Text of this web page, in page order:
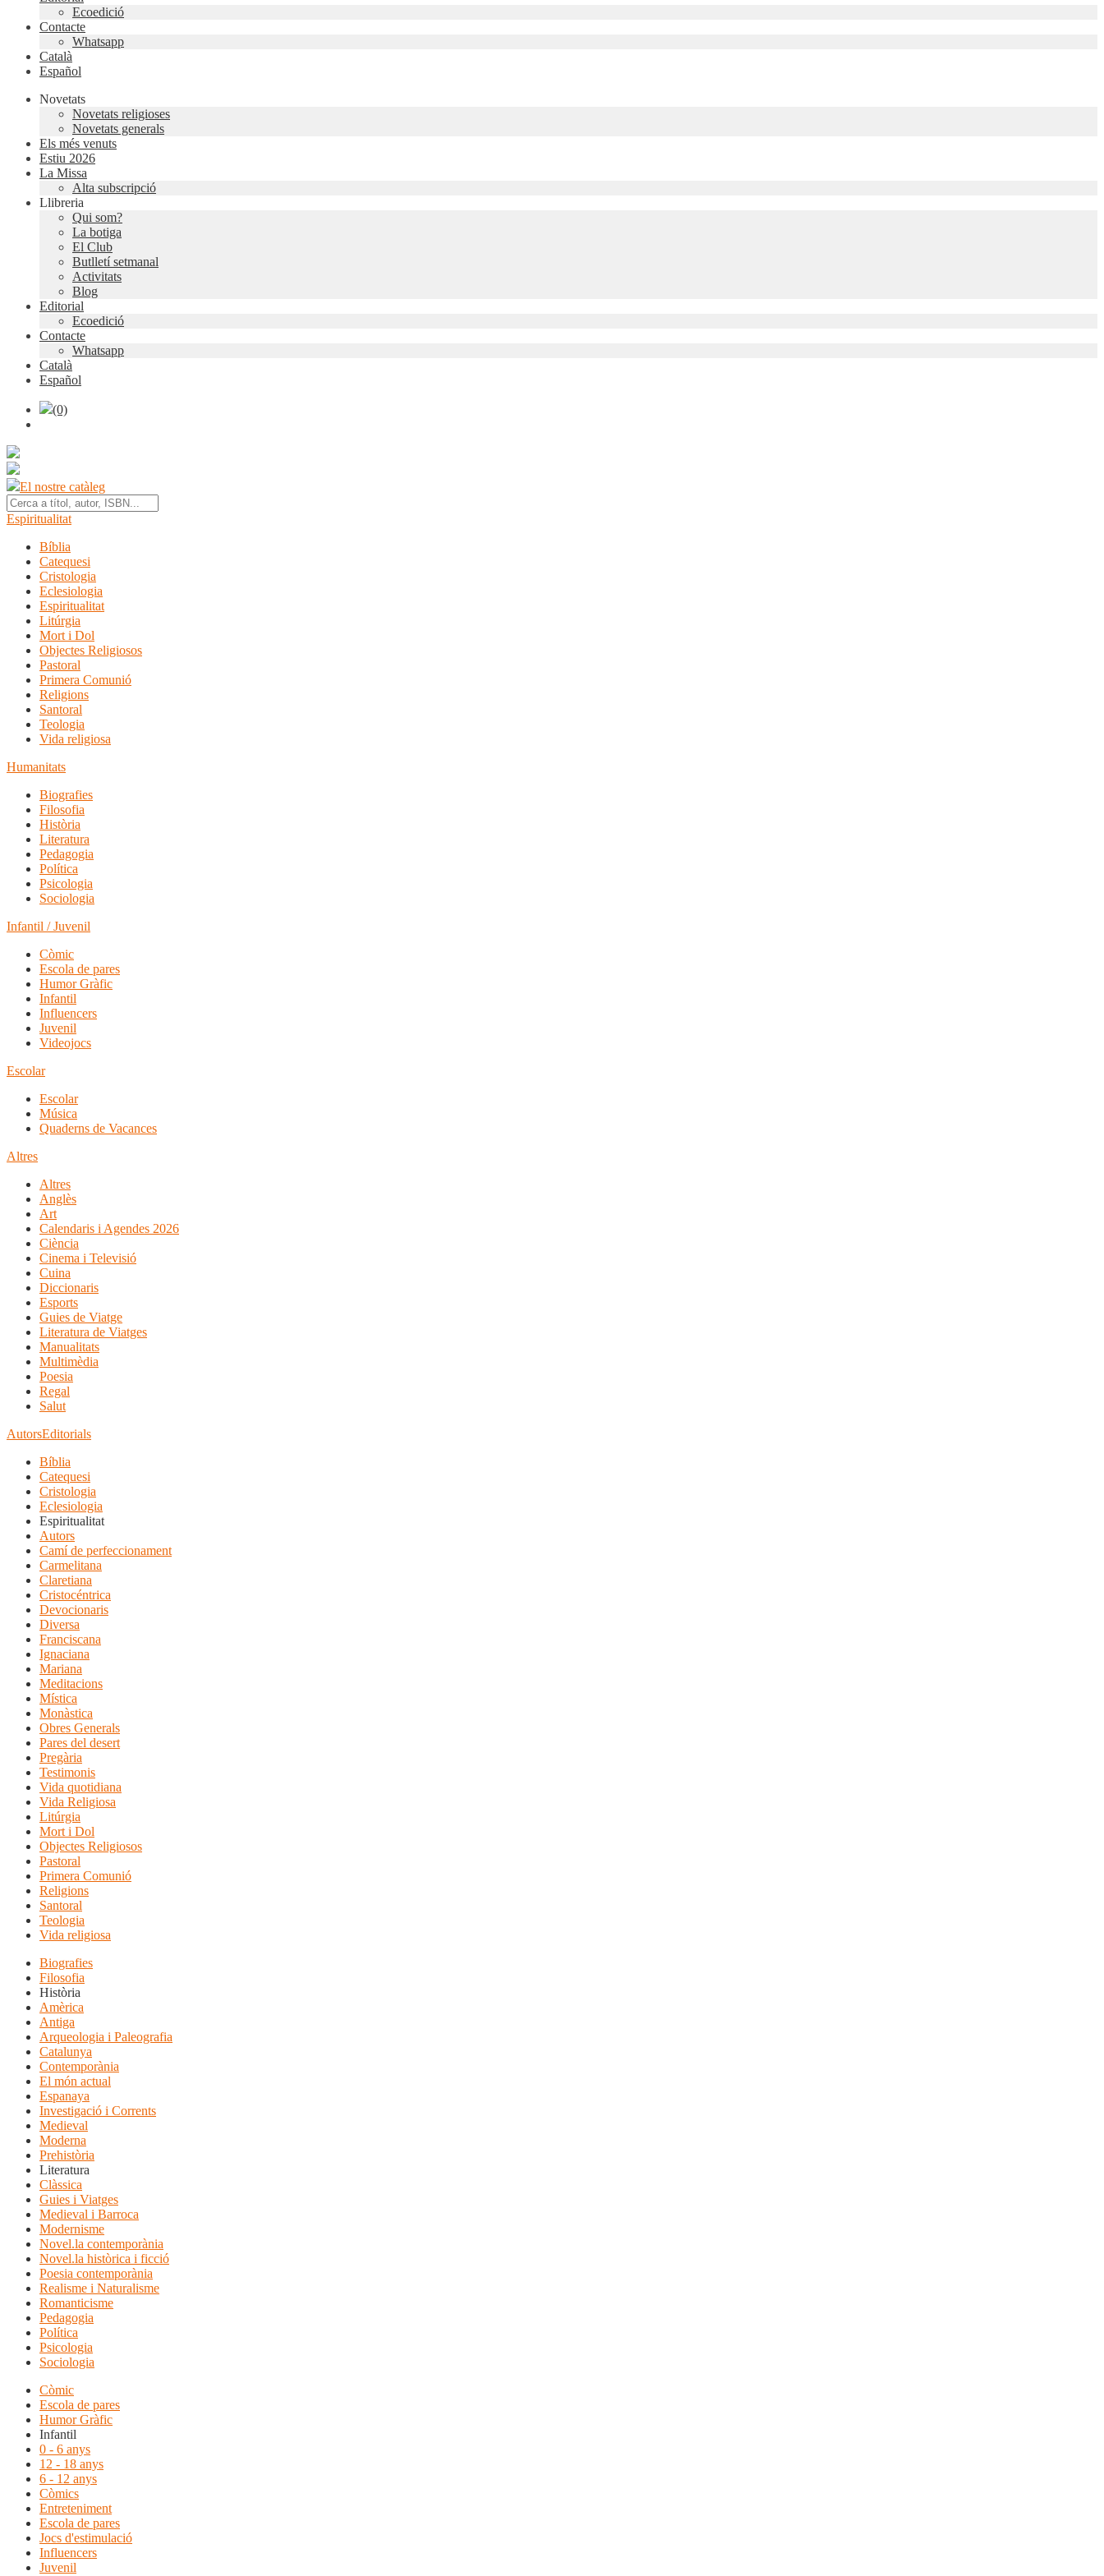
Ecoedició
Contacte
Whatsapp
Català
Español
Novetats
Novetats religioses
Novetats generals
Els més venuts
Estiu 2026
La Missa
Alta subscripció
Llibreria
Qui som?
La botiga
El Club
Butlletí setmanal
Activitats
Blog
Editorial
Ecoedició
Contacte
Whatsapp
Català
Español
(0)
El nostre catàleg
Espiritualitat
Bíblia
Catequesi
Cristologia
Eclesiologia
Espiritualitat
Litúrgia
Mort i Dol
Objectes Religiosos
Pastoral
Primera Comunió
Religions
Santoral
Teologia
Vida religiosa
Humanitats
Biografies
Filosofia
Història
Literatura
Pedagogia
Política
Psicologia
Sociologia
Infantil / Juvenil
Còmic
Escola de pares
Humor Gràfic
Infantil
Influencers
Juvenil
Videojocs
Escolar
Escolar
Música
Quaderns de Vacances
Altres
Altres
Anglès
Art
Calendaris i Agendes 2026
Ciència
Cinema i Televisió
Cuina
Diccionaris
Esports
Guies de Viatge
Literatura de Viatges
Manualitats
Multimèdia
Poesia
Regal
Salut
AutorsEditorials
Bíblia
Catequesi
Cristologia
Eclesiologia
Espiritualitat
Autors
Camí de perfeccionament
Carmelitana
Claretiana
Cristocéntrica
Devocionaris
Diversa
Franciscana
Ignaciana
Mariana
Meditacions
Mística
Monàstica
Obres Generals
Pares del desert
Pregària
Testimonis
Vida quotidiana
Vida Religiosa
Litúrgia
Mort i Dol
Objectes Religiosos
Pastoral
Primera Comunió
Religions
Santoral
Teologia
Vida religiosa
Biografies
Filosofia
Història
Amèrica
Antiga
Arqueologia i Paleografia
Catalunya
Contemporània
El món actual
Espanaya
Investigació i Corrents
Medieval
Moderna
Prehistòria
Literatura
Clàssica
Guies i Viatges
Medieval i Barroca
Modernisme
Novel.la contemporània
Novel.la històrica i ficció
Poesia contemporània
Realisme i Naturalisme
Romanticisme
Pedagogia
Política
Psicologia
Sociologia
Còmic
Escola de pares
Humor Gràfic
Infantil
0 - 6 anys
12 - 18 anys
6 - 12 anys
Còmics
Entreteniment
Escola de pares
Jocs d'estimulació
Influencers
Juvenil